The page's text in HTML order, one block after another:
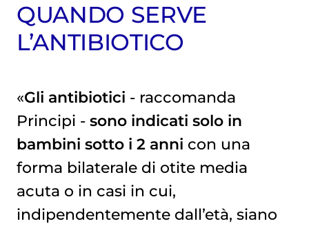
QUANDO SERVE
L’ANTIBIOTICO
«Gli antibiotici - raccomanda
Principi - sono indicati solo in
bambini sotto i 2 anni con una
forma bilaterale di otite media
acuta o in casi in cui,
indipendentemente dall’età, siano